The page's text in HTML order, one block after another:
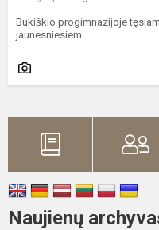
Bukiškio progimnazijoje
jaunesniesiem...
Naujienų